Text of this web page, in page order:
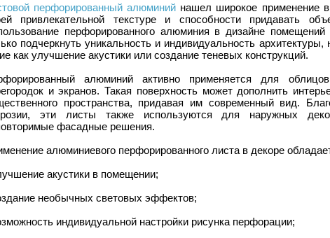
перфорированный алюминий нашел широкое применение
привлекательной текстуре и способности придавать
перфорированного алюминия в дизайне
подчеркнуть уникальность и индивидуальность
как улучшение акустики или создание теневых конструкций.
алюминий активно применяется для
и экранов. Такая поверхность может дополнить
пространства, придавая им современный вид.
эти листы также используются для наружных
фасадные решения.
алюминиевого перфорированного листа в декоре
акустики в помещении;
необычных световых эффектов;
индивидуальной настройки рисунка перфорации;